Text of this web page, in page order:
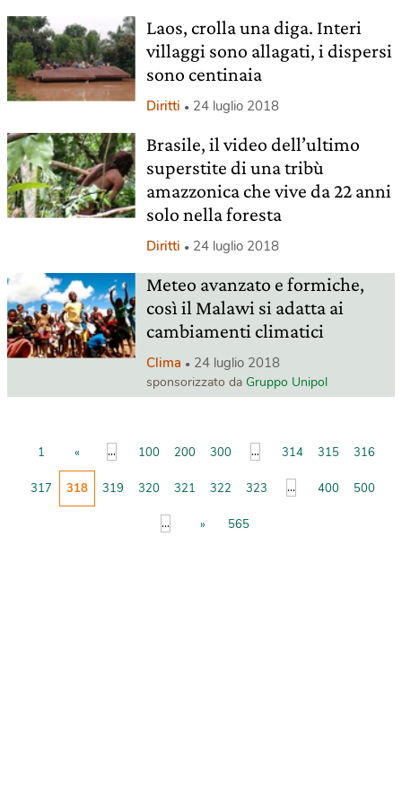
Laos, crolla una diga. Interi
villaggi sono allagati, i dispersi
sono centinaia
Diritti 24 luglio 2018
Brasile, il video dell’ultimo
superstite di una tribù
amazzonica che vive da 22 anni
solo nella foresta
Diritti 24 luglio 2018
Meteo avanzato e formiche,
così il Malawi si adatta ai
cambiamenti climatici
Clima 24 luglio 2018
sponsorizzato da Gruppo Unipol
1 « ... 100 200 300 ... 314 315 316
317 318 319 320 321 322 323 ... 400 500
... » 565